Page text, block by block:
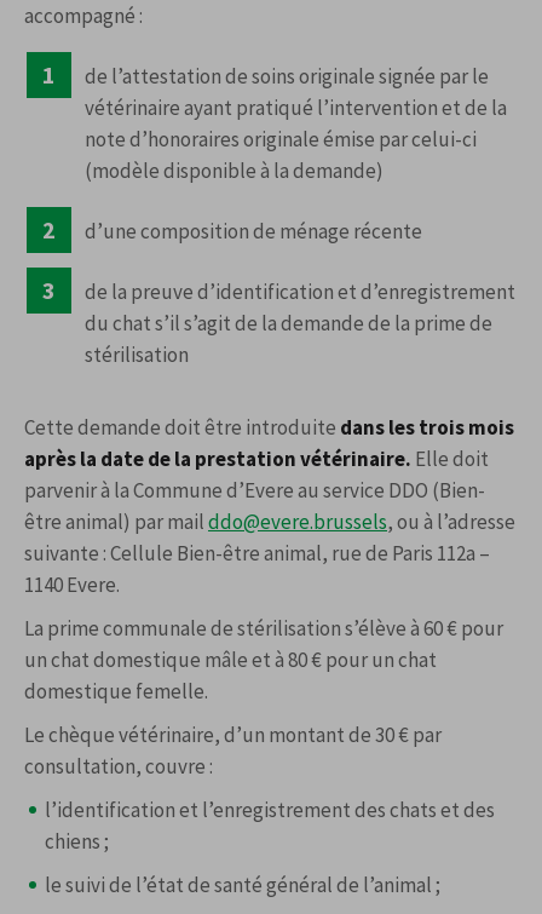
accompagné :
de l’attestation de soins originale signée par le
vétérinaire ayant pratiqué l’intervention et de la
note d’honoraires originale émise par celui-ci
(modèle disponible à la demande)
d’une composition de ménage récente
de la preuve d’identification et d’enregistrement
du chat s’il s’agit de la demande de la prime de
stérilisation
Cette demande doit être introduite dans les trois mois
après la date de la prestation vétérinaire. Elle doit
parvenir à la Commune d’Evere au service DDO (Bien-
être animal) par mailddo@evere.brussels, ou à l’adresse
suivante : Cellule Bien-être animal, rue de Paris 112a –
1140 Evere.
La prime communale de stérilisation s’élève à 60 € pour
un chat domestique mâle et à 80 € pour un chat
domestique femelle.
Le chèque vétérinaire, d’un montant de 30 € par
consultation, couvre :
l’identification et l’enregistrement des chats et des
chiens ;
le suivi de l’état de santé général de l’animal ;